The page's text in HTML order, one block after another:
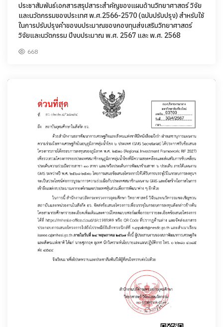
ประชาสัมพันธ์เอกสารสรุปสาระสำคัญของแผนด้านวิทยาศาสตร์ วิจัย
และนวัตกรรมของประเทศ พ.ศ.2566-2570 (ฉบับปรับปรุง) สำหรับใช้
ในการปรับปรุงคำของบประมาณของกองทุนส่งเสริมวิทยาศาสตร์
วิจัยและนวัตกรรม ปีงบประมาณ พ.ศ. 2567 และ พ.ศ. 2568
668